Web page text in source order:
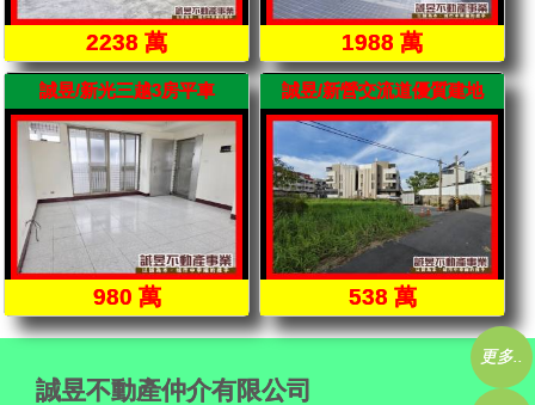
2238 萬 1988 萬
誠昱/新光三越3房平車
980 萬
誠昱/新營交流道優質建地
538 萬
誠昱不動產仲介有限公司
更多..